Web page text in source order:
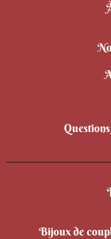
Bijoux de